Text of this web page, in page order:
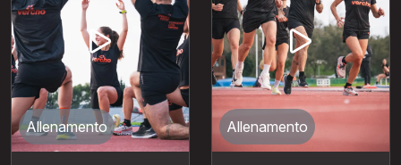
Allenamento Allenamento